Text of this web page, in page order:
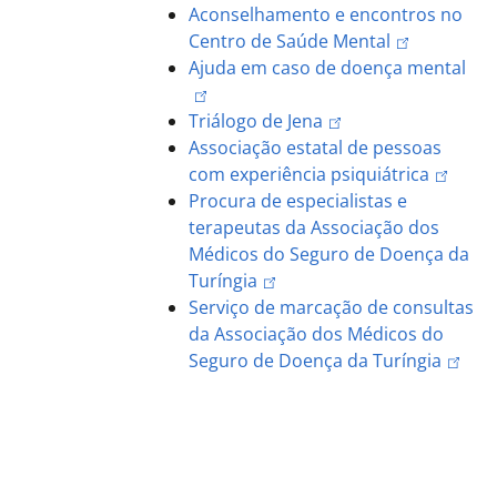
Aconselhamento e encontros no
Centro de Saúde Mental
Ajuda em caso de doença mental
Triálogo de Jena
Associação estatal de pessoas
com experiência psiquiátrica
Procura de especialistas e
terapeutas da Associação dos
Médicos do Seguro de Doença da
Turíngia
Serviço de marcação de consultas
da Associação dos Médicos do
Seguro de Doença da Turíngia